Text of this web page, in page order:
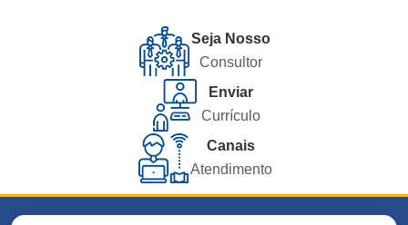
Seja Nosso
Consultor
Enviar
Currículo
Canais
Atendimento